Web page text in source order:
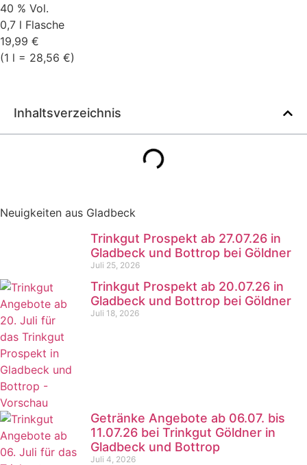
40 % Vol.
0,7 l Flasche
19,99 €
(1 l = 28,56 €)
Inhaltsverzeichnis
Neuigkeiten aus Gladbeck
Trinkgut Prospekt ab 27.07.26 in
Gladbeck und Bottrop bei Göldner
Juli 25, 2026
Trinkgut Prospekt ab 20.07.26 in
Gladbeck und Bottrop bei Göldner
Juli 18, 2026
Getränke Angebote ab 06.07. bis
11.07.26 bei Trinkgut Göldner in
Gladbeck und Bottrop
Juli 4, 2026